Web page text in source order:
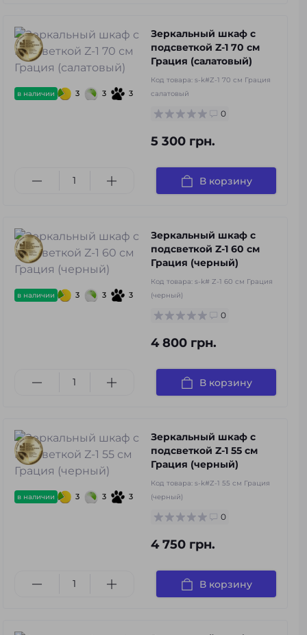
в наличии 3 3 3
Зеркальный шкаф с
подсветкой Z-1 70 см
Грация (салатовый)
Код товара: s-k#Z-1 70 см Грация
салатовый
0
5 300 грн.
В корзину
в наличии 3 3 3
Зеркальный шкаф с
подсветкой Z-1 60 см
Грация (черный)
Код товара: s-k# Z-1 60 см Грация
(черный)
0
4 800 грн.
В корзину
в наличии 3 3 3
Зеркальный шкаф с
подсветкой Z-1 55 см
Грация (черный)
Код товара: s-k#Z-1 55 см Грация
(черный)
0
4 750 грн.
В корзину